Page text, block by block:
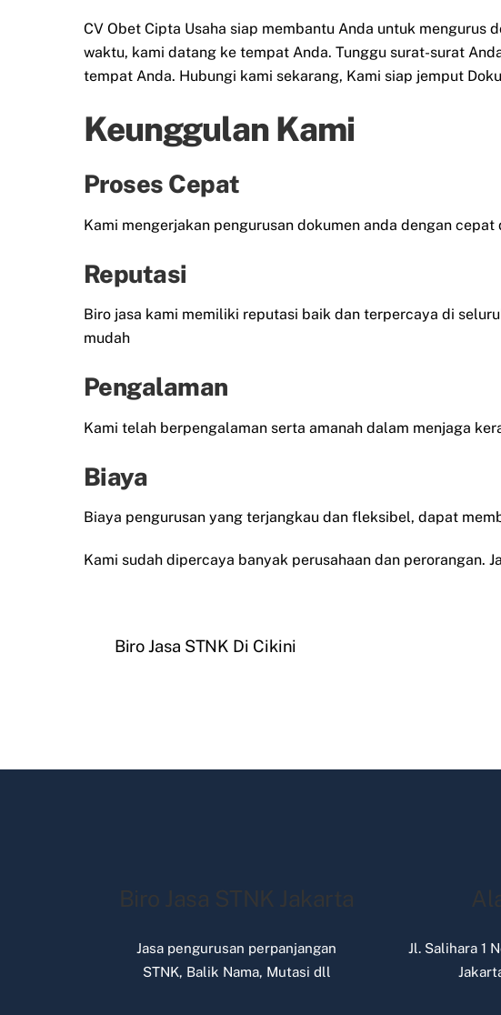
CV Obet Cipta Usaha siap membantu Anda untuk
waktu, kami datang ke tempat Anda. Tunggu surat-surat
tempat Anda. Hubungi kami sekarang, Kami siap jemput
Keunggulan Kami
Proses Cepat
Kami mengerjakan pengurusan dokumen anda dengan
Reputasi
Biro jasa kami memiliki reputasi baik dan terpercaya di
mudah
Pengalaman
Kami telah berpengalaman serta amanah dalam menjaga
Biaya
Biaya pengurusan yang terjangkau dan fleksibel, dapat
Kami sudah dipercaya banyak perusahaan dan perorangan.
Biro Jasa STNK Di Cikini
Biro Jasa STNK Jakarta
Jasa pengurusan perpanjangan
STNK, Balik Nama, Mutasi dll
Jl. Salihara 1